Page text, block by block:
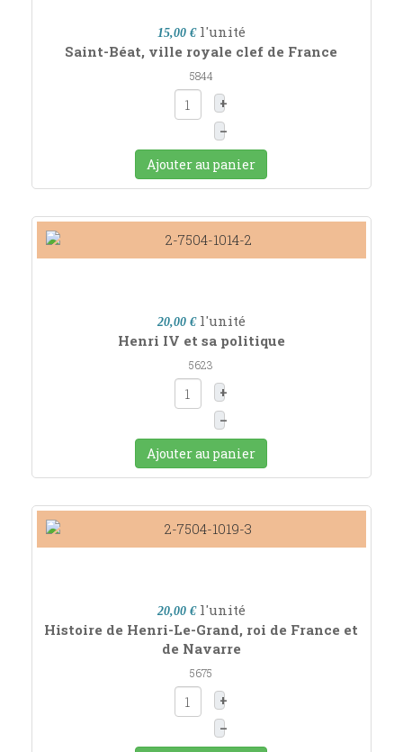
15,00 € l'unité
Saint-Béat, ville royale clef de France
5844
+
–
Ajouter au panier
20,00 € l'unité
Henri IV et sa politique
5623
+
–
Ajouter au panier
20,00 € l'unité
Histoire de Henri-Le-Grand, roi de France et
de Navarre
5675
+
–